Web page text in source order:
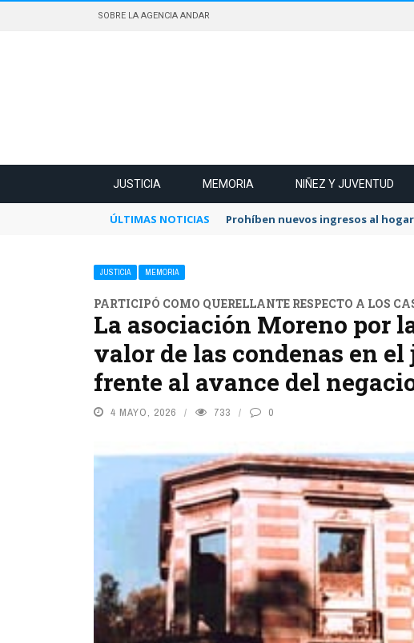
SOBRE LA AGENCIA ANDAR
JUSTICIA MEMORIA NIÑEZ Y JUVENTUD
ÚLTIMAS NOTICIAS Prohíben nuevos ingresos al
JUSTICIA MEMORIA
PARTICIPÓ COMO QUERELLANTE RESPECTO A LOS
La asociación Moreno por
valor de las condenas en
frente al avance del
4 MAYO, 2026 733 0